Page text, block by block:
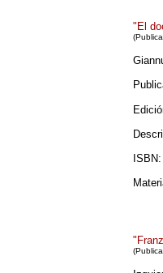
"El
(
ISBN: